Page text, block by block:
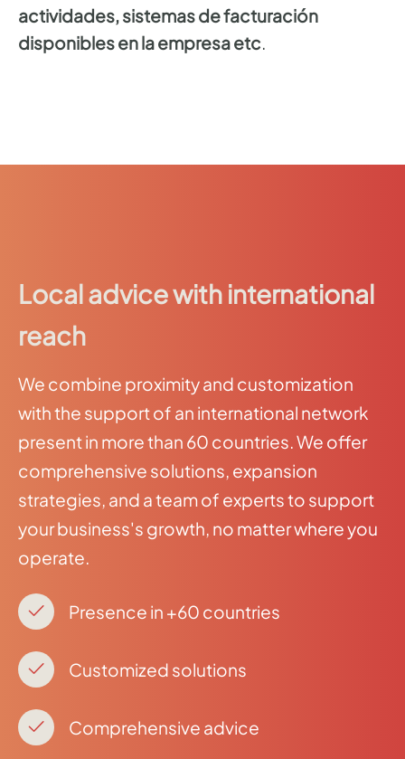
actividades, sistemas de facturación
disponibles en la empresa etc
Local advice with international
reach
We combine proximity and customization
with the support of an international network
present in more than 60 countries. We offer
comprehensive solutions, expansion
strategies, and a team of experts to support
your business's growth, no matter where you
operate.
Presence in +60 countries
Customized solutions
Comprehensive advice